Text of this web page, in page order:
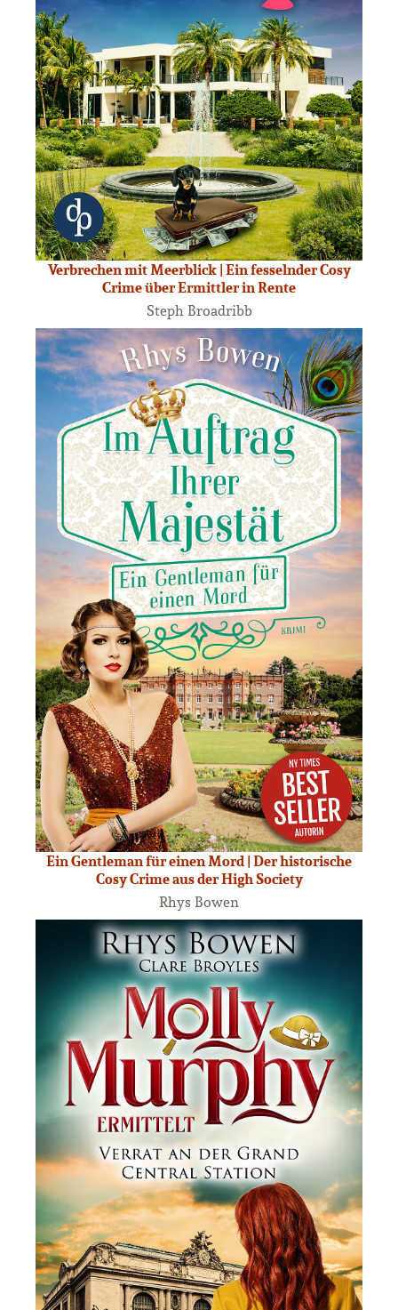
Verbrechen mit Meerblick | Ein fesselnder Cosy
Crime über Ermittler in Rente
Steph Broadribb
Ein Gentleman für einen Mord | Der historische
Cosy Crime aus der High Society
Rhys Bowen